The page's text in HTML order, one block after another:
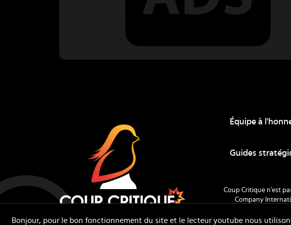
Équipe à
Guides
Coup Critique n'est
Company
Bonjour, pour le bon fonctionnement du site et le lecteur youtube nous